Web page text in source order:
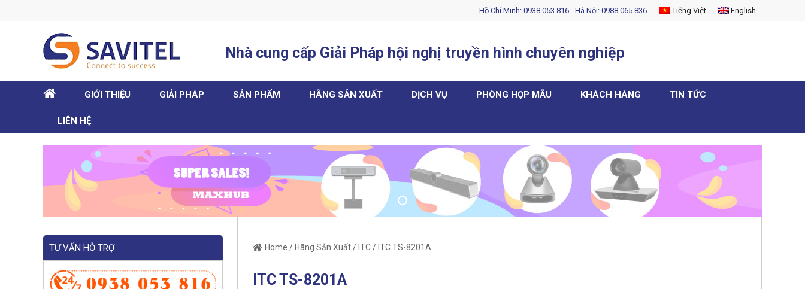
Hồ Chí Minh: 0938 053 816 - Hà Nội: 0988 065 836 Tiếng Việt English
Nhà cung cấp Giải Pháp hội nghị truyền hình chuyên nghiệp
HOME GIỚI THIỆU GIẢI PHÁP SẢN PHẨM HÃNG SẢN XUẤT DỊCH VỤ PHÒNG HỌP MẪU KHÁCH HÀNG TIN TỨC
LIÊN HỆ
TƯ VẤN HỖ TRỢ Home / Hãng Sản Xuất / ITC / ITC TS-8201A
ITC TS-8201A